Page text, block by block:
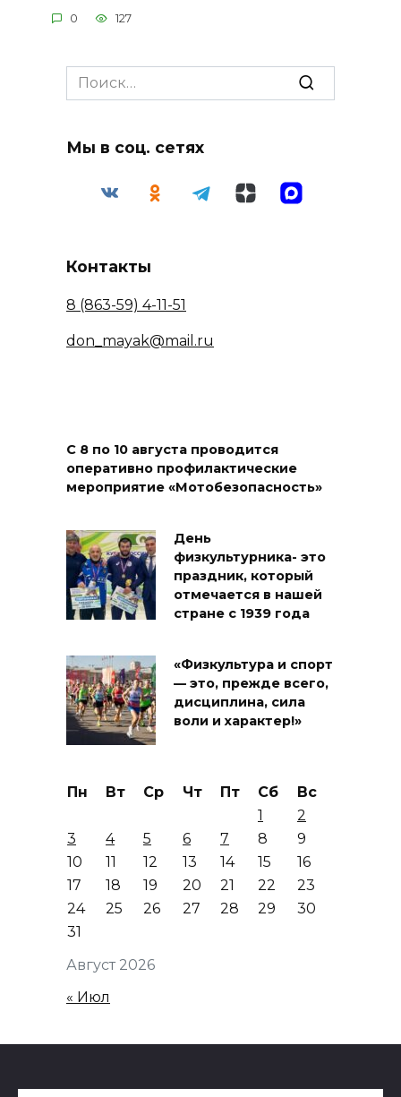
0 127
Search
for:
Мы в соц. сетях
Контакты
8 (863-59) 4-11-51
don_mayak@mail.ru
С 8 по 10 августа проводится
оперативно профилактические
мероприятие «Мотобезопасность»
День
физкультурника- это
праздник, который
отмечается в нашей
стране с 1939 года
«Физкультура и спорт
— это, прежде всего,
дисциплина, сила
воли и характер!»
Август 2026
Пн Вт Ср Чт Пт Сб
Вс
1
2
3
4 5 6 7 8
9
10
11 12 13 14 15
16
17
18 19 20 21 22
23
24
25 26 27 28 29
30
31
« Июл